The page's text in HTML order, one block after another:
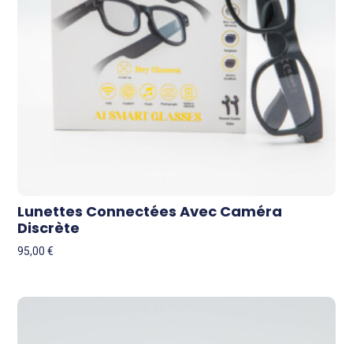
Lunettes Connectées Avec Caméra
Discrète
95,00€